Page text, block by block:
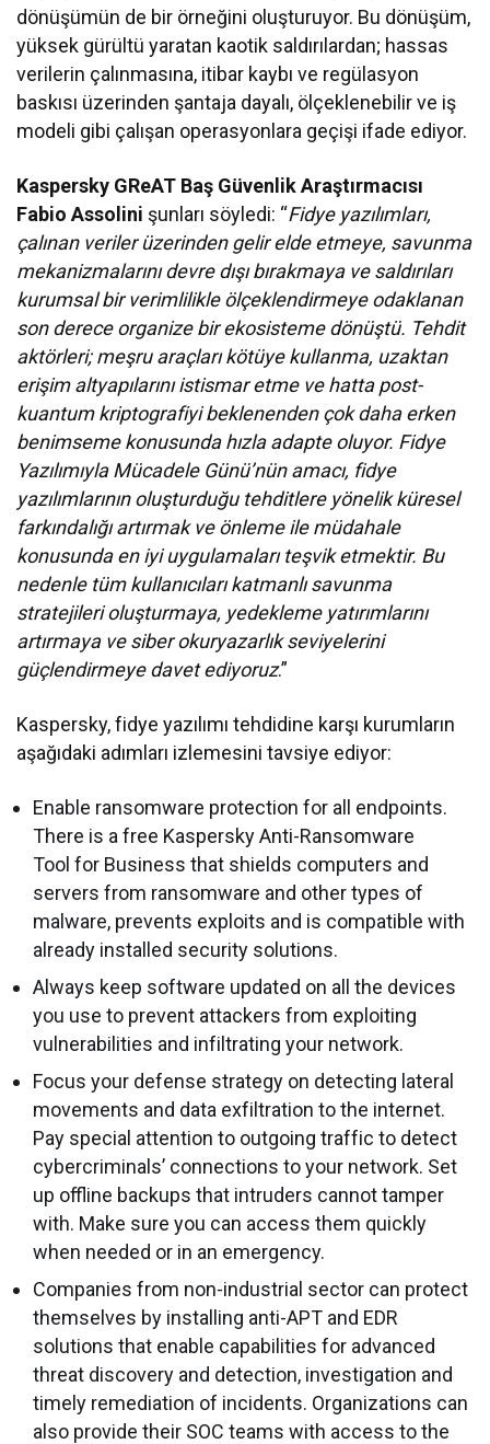
dönüşümün de bir örneğini oluşturuyor. Bu dönüşüm,
yüksek gürültü yaratan kaotik saldırılardan; hassas
verilerin çalınmasına, itibar kaybı ve regülasyon
baskısı üzerinden şantaja dayalı, ölçeklenebilir ve iş
modeli gibi çalışan operasyonlara geçişi ifade ediyor.
Kaspersky GReAT Baş Güvenlik Araştırmacısı
Fabio Assolini şunları söyledi: “Fidye yazılımları,
çalınan veriler üzerinden gelir elde etmeye, savunma
mekanizmalarını devre dışı bırakmaya ve saldırıları
kurumsal bir verimlilikle ölçeklendirmeye odaklanan
son derece organize bir ekosisteme dönüştü. Tehdit
aktörleri; meşru araçları kötüye kullanma, uzaktan
erişim altyapılarını istismar etme ve hatta post-
kuantum kriptografiyi beklenenden çok daha erken
benimseme konusunda hızla adapte oluyor. Fidye
Yazılımıyla Mücadele Günü’nün amacı, fidye
yazılımlarının oluşturduğu tehditlere yönelik küresel
farkındalığı artırmak ve önleme ile müdahale
konusunda en iyi uygulamaları teşvik etmektir. Bu
nedenle tüm kullanıcıları katmanlı savunma
stratejileri oluşturmaya, yedekleme yatırımlarını
artırmaya ve siber okuryazarlık seviyelerini
güçlendirmeye davet ediyoruz.”
Kaspersky, fidye yazılımı tehdidine karşı kurumların
aşağıdaki adımları izlemesini tavsiye ediyor:
Enable ransomware protection for all endpoints.
There is a free Kaspersky Anti-Ransomware
Tool for Business that shields computers and
servers from ransomware and other types of
malware, prevents exploits and is compatible with
already installed security solutions.
Always keep software updated on all the devices
you use to prevent attackers from exploiting
vulnerabilities and infiltrating your network.
Focus your defense strategy on detecting lateral
movements and data exfiltration to the internet.
Pay special attention to outgoing traffic to detect
cybercriminals’ connections to your network. Set
up offline backups that intruders cannot tamper
with. Make sure you can access them quickly
when needed or in an emergency.
Companies from non-industrial sector can protect
themselves by installing anti-APT and EDR
solutions that enable capabilities for advanced
threat discovery and detection, investigation and
timely remediation of incidents. Organizations can
also provide their SOC teams with access to the